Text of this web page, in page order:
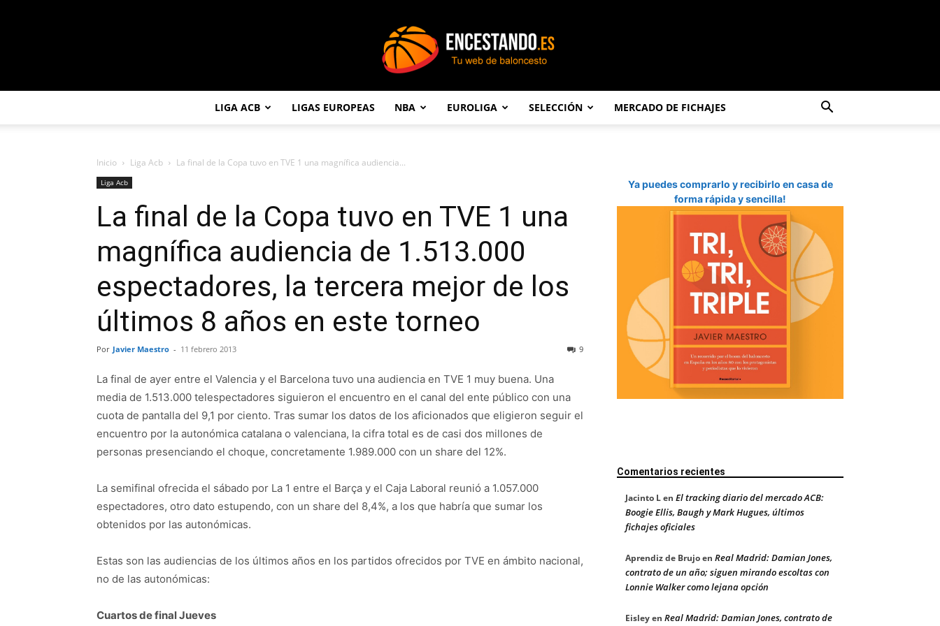
LIGA ACB LIGAS EUROPEAS NBA EUROLIGA SELECCIÓN MERCADO DE FICHAJES
Inicio Liga Acb La final de la Copa tuvo en TVE 1 una magnífica audiencia...
Liga Acb
La final de la Copa tuvo en TVE 1 una
magnífica audiencia de 1.513.000
espectadores, la tercera mejor de los
últimos 8 años en este torneo
Por Javier Maestro - 11 febrero 2013 9
La final de ayer entre el Valencia y el Barcelona tuvo una audiencia en TVE 1 muy buena. Una
media de 1.513.000 telespectadores siguieron el encuentro en el canal del ente público con una
cuota de pantalla del 9,1 por ciento. Tras sumar los datos de los aficionados que eligieron seguir el
encuentro por la autonómica catalana o valenciana, la cifra total es de casi dos millones de
personas presenciando el choque, concretamente 1.989.000 con un share del 12%.
La semifinal ofrecida el sábado por La 1 entre el Barça y el Caja Laboral reunió a 1.057.000
espectadores, otro dato estupendo, con un share del 8,4%, a los que habría que sumar los
obtenidos por las autonómicas.
Estas son las audiencias de los últimos años en los partidos ofrecidos por TVE en ámbito nacional,
no de las autonómicas:
Cuartos de final Jueves
Ya puedes comprarlo y recibirlo en casa de
forma rápida y sencilla!
Comentarios recientes
Jacinto Len El tracking diario del mercado ACB:
Boogie Ellis, Baugh y Mark Hugues, últimos
fichajes oficiales
Aprendiz de Brujoen Real Madrid: Damian Jones,
contrato de un año; siguen mirando escoltas con
Lonnie Walker como lejana opción
Eisleyen Real Madrid: Damian Jones, contrato de